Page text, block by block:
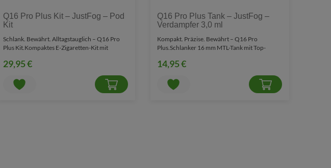
Q16 Pro Plus Kit – JustFog – Pod
Kit
Schlank. Bewährt. Alltagstauglich – Q16 Pro
Plus Kit.Kompaktes E-Zigaretten-Kit mit
29,95 €
Q16 Pro Plus Tank – JustFog –
Verdampfer 3,0 ml
Kompakt. Präzise. Bewährt – Q16 Pro
Plus.Schlanker 16 mm MTL-Tank mit Top-
14,95 €